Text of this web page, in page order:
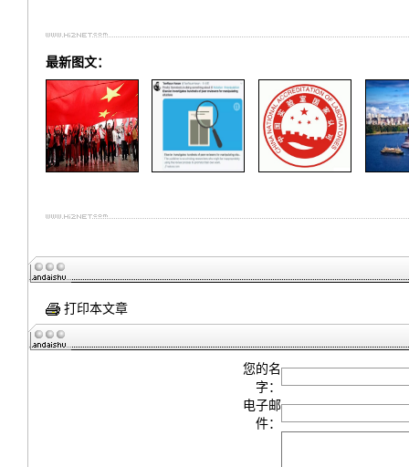
最新图文：
打印本文章
您的名
字：
电子邮
件：